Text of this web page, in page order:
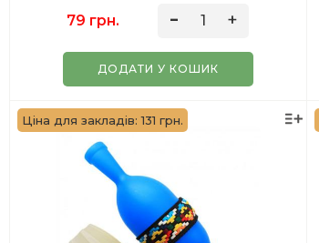
79 грн.
ДОДАТИ У КОШИК
Ціна для закладів: 131 грн.